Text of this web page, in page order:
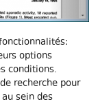
options
conditions.
recherche pour
sein des